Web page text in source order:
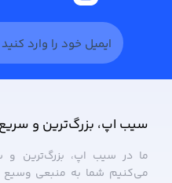
سیب ‌اپ، بزرگ‌ترین و
ما در سیب ‌اپ، بزرگ‌ترین و
می‌کنیم شما به منبعی وسیع